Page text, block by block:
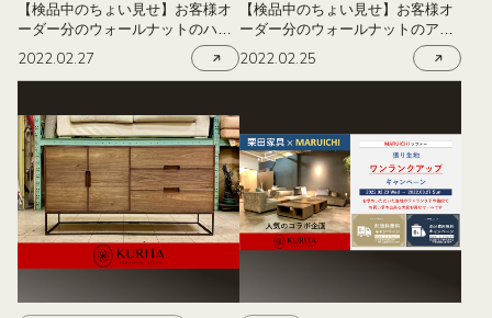
【検品中のちょい見せ】お客様オ
ーダー分のウォールナットのハー
フアームチェア オメガ
2022.02.27
【検品中のちょい見せ】お客様オ
ーダー分のウォールナットのアー
ムチェアNICO（ニコ）
2022.02.25